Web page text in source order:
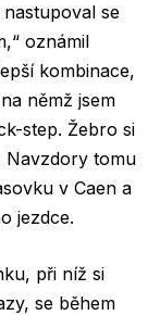
se
oznámil
kombinace,
němž jsem
step. Žebro si
Navzdory tomu
v Caen a
jezdce.
při níž si
se během